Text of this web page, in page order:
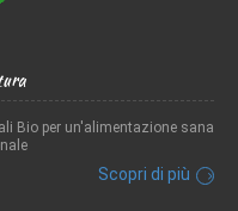
Bio per un'alimentazione sana
Scopri di più